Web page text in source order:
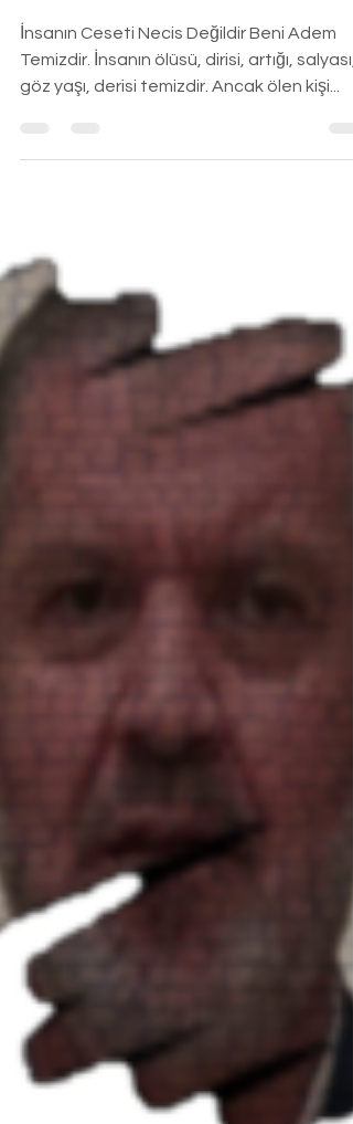
TAHARET
İnsanın Ceseti Necis Değildir Beni Adem
Temizdir. İnsanın ölüsü, dirisi, artığı, salyası,